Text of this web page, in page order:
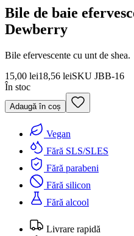
Bile de baie
Dewberry
Bile efervescente cu unt de shea.
15,00 lei18,56 leiSKU JBB-16
În stoc
Adaugă în coș
Vegan
Fără SLS/SLES
Fără parabeni
Fără silicon
Fără alcool
Livrare rapidă